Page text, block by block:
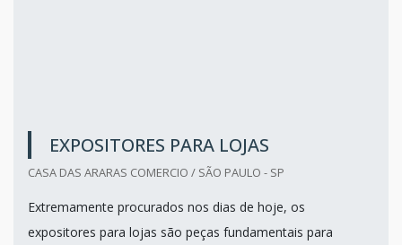
EXPOSITORES PARA LOJAS
CASA DAS ARARAS COMERCIO / SÃO PAULO - SP
Extremamente procurados nos dias de hoje, os
expositores para lojas são peças fundamentais para